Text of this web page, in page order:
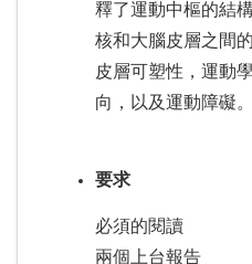
釋了運動中樞的結
核和大腦皮層之間
皮層可塑性，運動
向，以及運動障礙。
要求
必須的閱讀
兩個上台報告